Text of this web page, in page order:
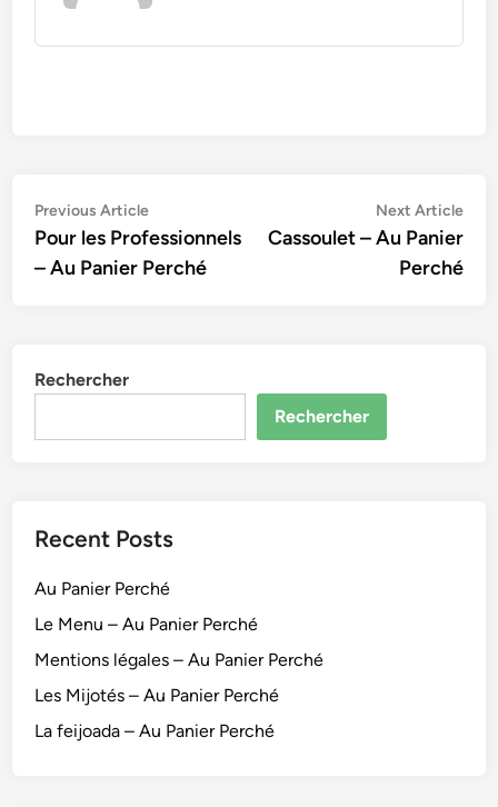
Navigation
de
l’article
Previous ArticlePrevious
article:
Pour les Professionnels
– Au Panier Perché
Next Article
Cassoulet – Au Panier
Perché
Rechercher
Rechercher
Recent Posts
Au Panier Perché
Le Menu – Au Panier Perché
Mentions légales – Au Panier Perché
Les Mijotés – Au Panier Perché
La feijoada – Au Panier Perché